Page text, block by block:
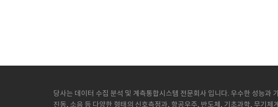
당사는 데이터 수집 분석 및 계측통합시스템 전문회사 입니다. 우수한 성능
진동, 소음 등 다양한 형태의 신호측정과, 항공우주, 반도체, 기초과학, 무기